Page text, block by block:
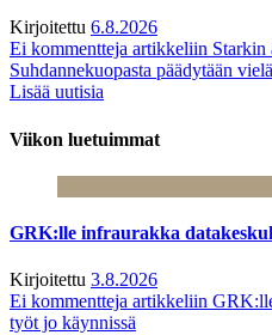
Kirjoitettu 6.8.2026
Ei kommentteja artikkeliin Starkin
Suhdannekuopasta päädytään
Lisää uutisia
Viikon luetuimmat
GRK:lle infraurakka
Kirjoitettu 3.8.2026
Ei kommentteja artikkeliin
työt jo käynnissä